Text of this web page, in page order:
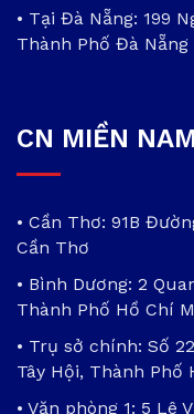
• Tại Đà Nẵng: 199
Thành Phố Đà Nẵng
CN MIỀN
• Cần Thơ: 91B
Cần Thơ
• Bình Dương: 2
Thành Phố Hồ Chí
• Trụ sở chính: Số
Tây Hội, Thành Phố
• Văn phòng 1: 5 Lê